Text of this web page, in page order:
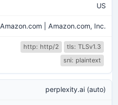
US
Amazon.com | Amazon.com, Inc.
http: http/2
tls: TLSv1.3
sni: plaintext
perplexity.ai (auto)